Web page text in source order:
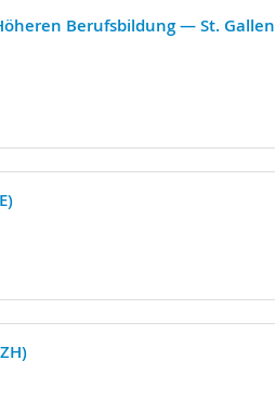
Berufsbildung — St. Gallen